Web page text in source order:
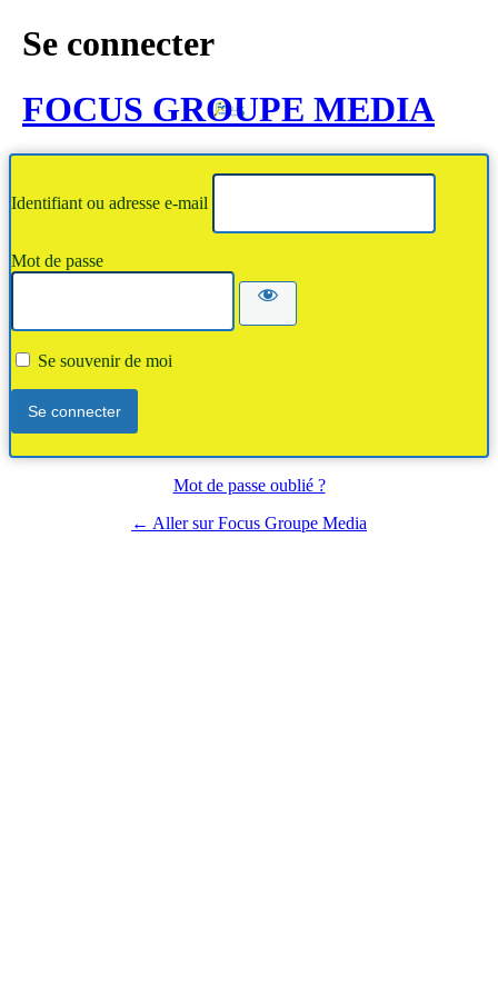
Se connecter
FOCUS GROUPE MEDIA
Identifiant ou adresse e-mail
Mot de passe
Se souvenir de moi
Mot de passe oublié ?
← Aller sur Focus Groupe Media